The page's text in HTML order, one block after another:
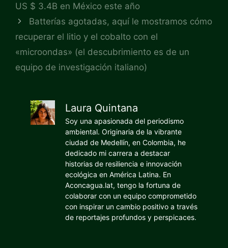
US $ 3.4B en México este año
Batterías agotadas, aquí le mostramos cómo
recuperar el litio y el cobalto con el
«microondas» (el descubrimiento es de un
equipo de investigación italiano)
Laura Quintana
Soy una apasionada del periodismo
ambiental. Originaria de la vibrante
ciudad de Medellín, en Colombia, he
dedicado mi carrera a destacar
historias de resiliencia e innovación
ecológica en América Latina. En
Aconcagua.lat, tengo la fortuna de
colaborar con un equipo comprometido
con inspirar un cambio positivo a través
de reportajes profundos y perspicaces.